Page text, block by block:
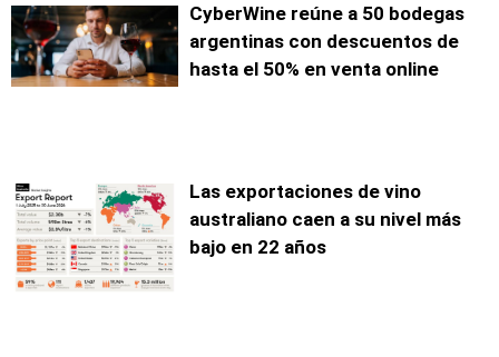
CyberWine reúne a 50 bodegas
argentinas con descuentos de
hasta el 50% en venta online
Las exportaciones de vino
australiano caen a su nivel más
bajo en 22 años